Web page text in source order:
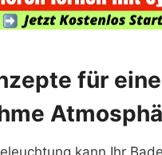
für eine